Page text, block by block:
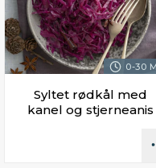
0-30
Syltet rødkål med
kanel og stjerneanis